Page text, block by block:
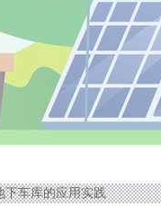
车库的应用实践